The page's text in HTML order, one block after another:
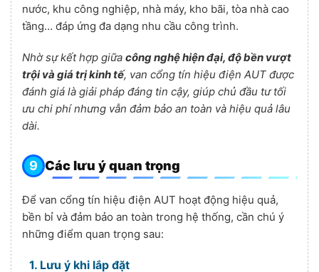
nước, khu công nghiệp, nhà máy, kho bãi, tòa nhà cao
tầng… đáp ứng đa dạng nhu cầu công trình.
Nhờ sự kết hợp giữa công nghệ hiện đại, độ bền vượt
trội và giá trị kinh tế, van cổng tín hiệu điện AUT được
đánh giá là giải pháp đáng tin cậy, giúp chủ đầu tư tối
ưu chi phí nhưng vẫn đảm bảo an toàn và hiệu quả lâu
dài.
Các lưu ý quan trọng
Để van cổng tín hiệu điện AUT hoạt động hiệu quả,
bền bỉ và đảm bảo an toàn trong hệ thống, cần chú ý
những điểm quan trọng sau:
1. Lưu ý khi lắp đặt